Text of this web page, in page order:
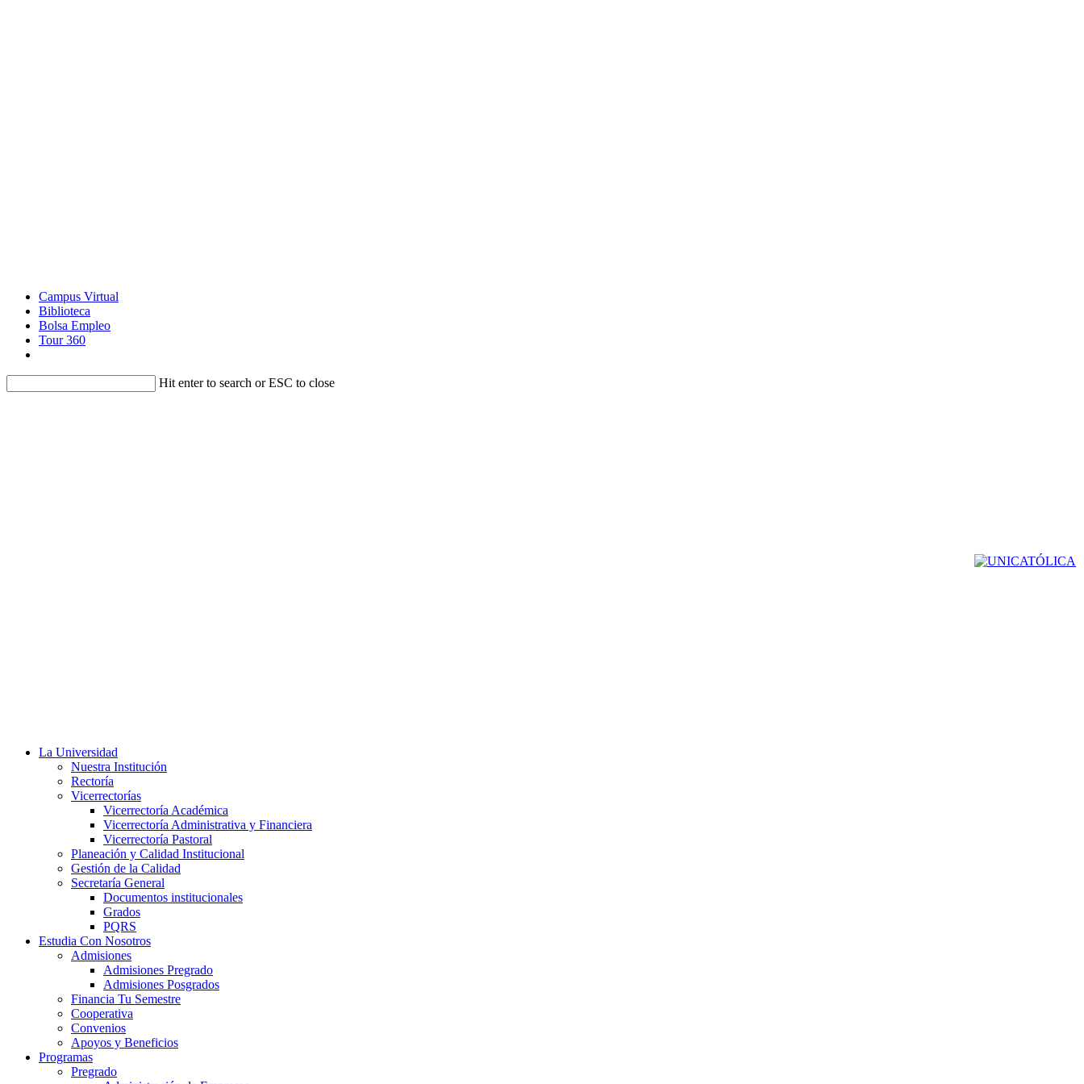
Campus Virtual
Biblioteca
Bolsa Empleo
Tour 360
Hit enter to search or ESC to close
La Universidad
Nuestra Institución
Rectoría
Vicerrectorías
Vicerrectoría Académica
Vicerrectoría Administrativa y Financiera
Vicerrectoría Pastoral
Planeación y Calidad Institucional
Gestión de la Calidad
Secretaría General
Documentos institucionales
Grados
PQRS
Estudia Con Nosotros
Admisiones
Admisiones Pregrado
Admisiones Posgrados
Financia Tu Semestre
Cooperativa
Convenios
Apoyos y Beneficios
Programas
Pregrado